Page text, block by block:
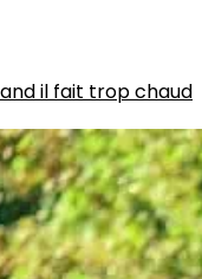
il fait trop chaud